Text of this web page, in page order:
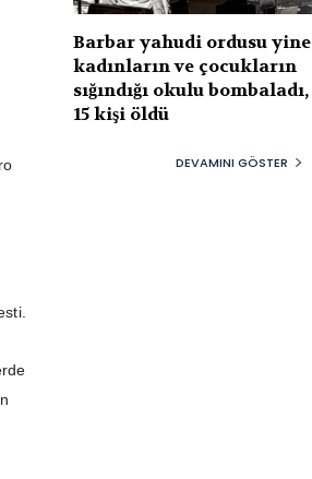
Barbar yahudi ordusu yine
kadınların ve çocukların
sığındığı okulu bombaladı,
15 kişi öldü
DEVAMINI GÖSTER